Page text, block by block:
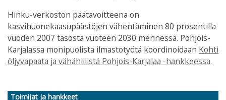
Hinku-verkoston päätavoitteena on
kasvihuonekaasupäästöjen vähentäminen 80 prosentilla
vuoden 2007 tasosta vuoteen 2030 mennessä. Pohjois-
Karjalassa monipuolista ilmastotyötä koordinoidaan Kohti
öljyvapaata ja vähähiilistä Pohjois-Karjalaa -hankkeessa.
Toimijat ja hankkeet